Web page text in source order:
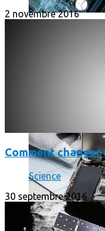
Prendre une
2 novembre 2016
Comment changer
Science
30 septembre 2016